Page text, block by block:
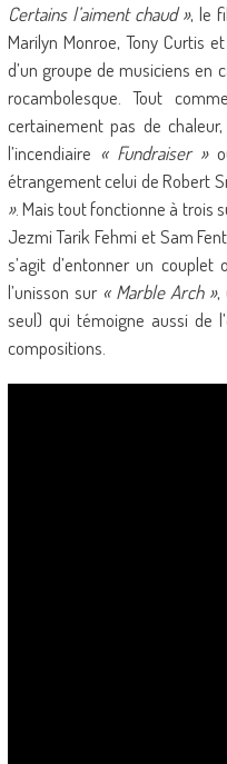
Certains l’aiment chaud », le
Marilyn Monroe, Tony Curtis
d’un groupe de musiciens en
rocambolesque. Tout
certainement pas de
l’incendiaire « Fundraiser »
étrangement celui de Robert
». Mais tout fonctionne à trois
Jezmi Tarik Fehmi et Sam
s’agit d’entonner un couplet
l’unisson sur « Marble Arch »,
seul) qui témoigne aussi de
compositions.